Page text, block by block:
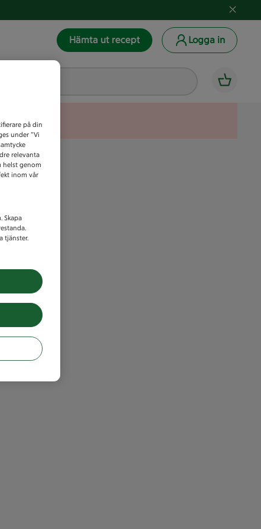
Hämta ut recept Logga in
på din
under ”Vi
relevanta
helst genom
inom vår
Skapa
tjänster.